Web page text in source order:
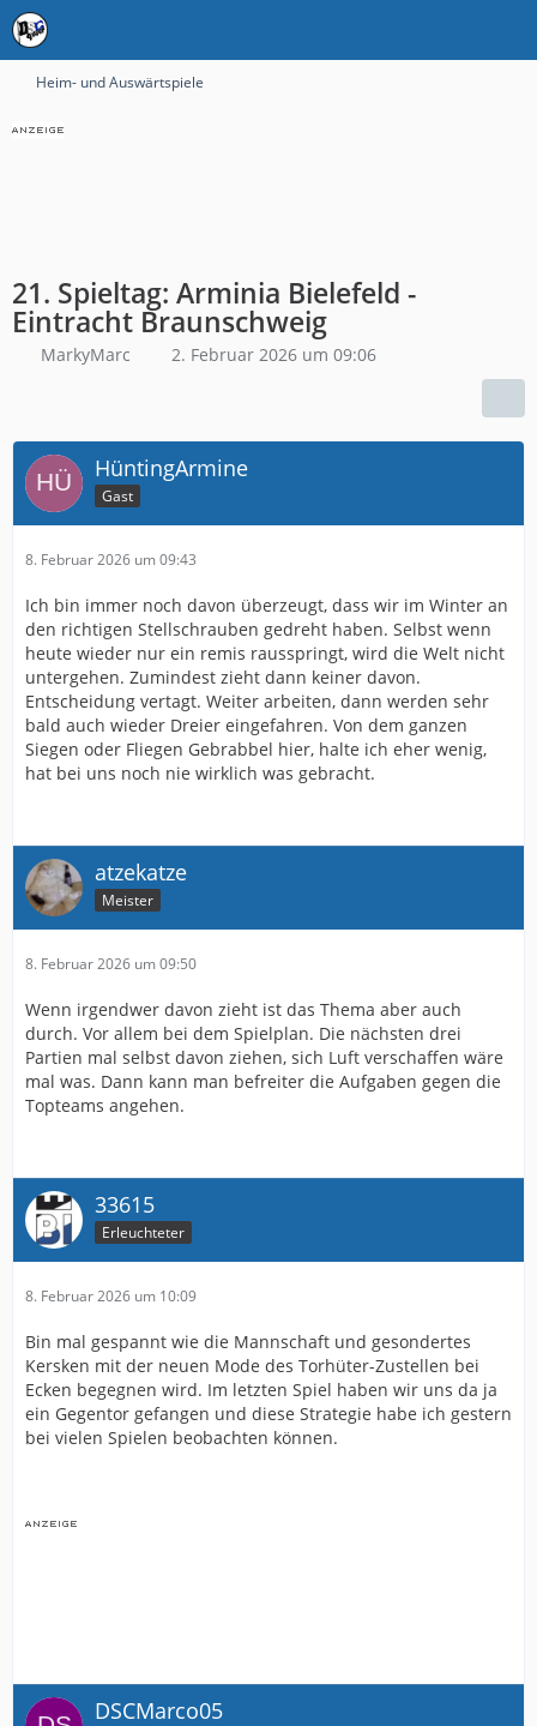
Heim- und Auswärtspiele
21. Spieltag: Arminia Bielefeld -
Eintracht Braunschweig
MarkyMarc 2. Februar 2026 um 09:06
HüntingArmine
Gast
8. Februar 2026 um 09:43
Ich bin immer noch davon überzeugt, dass wir im Winter an
den richtigen Stellschrauben gedreht haben. Selbst wenn
heute wieder nur ein remis rausspringt, wird die Welt nicht
untergehen. Zumindest zieht dann keiner davon.
Entscheidung vertagt. Weiter arbeiten, dann werden sehr
bald auch wieder Dreier eingefahren. Von dem ganzen
Siegen oder Fliegen Gebrabbel hier, halte ich eher wenig,
hat bei uns noch nie wirklich was gebracht.
atzekatze
Meister
8. Februar 2026 um 09:50
Wenn irgendwer davon zieht ist das Thema aber auch
durch. Vor allem bei dem Spielplan. Die nächsten drei
Partien mal selbst davon ziehen, sich Luft verschaffen wäre
mal was. Dann kann man befreiter die Aufgaben gegen die
Topteams angehen.
33615
Erleuchteter
8. Februar 2026 um 10:09
Bin mal gespannt wie die Mannschaft und gesondertes
Kersken mit der neuen Mode des Torhüter-Zustellen bei
Ecken begegnen wird. Im letzten Spiel haben wir uns da ja
ein Gegentor gefangen und diese Strategie habe ich gestern
bei vielen Spielen beobachten können.
DSCMarco05